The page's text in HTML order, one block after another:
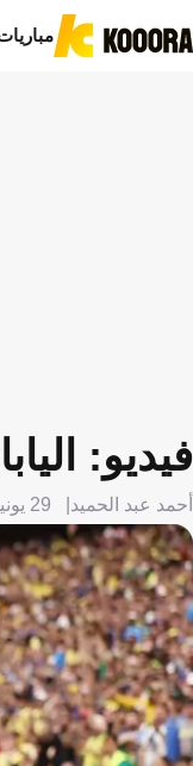
فيديو:
أحمد عبد الحميد 29 يونيو 2026